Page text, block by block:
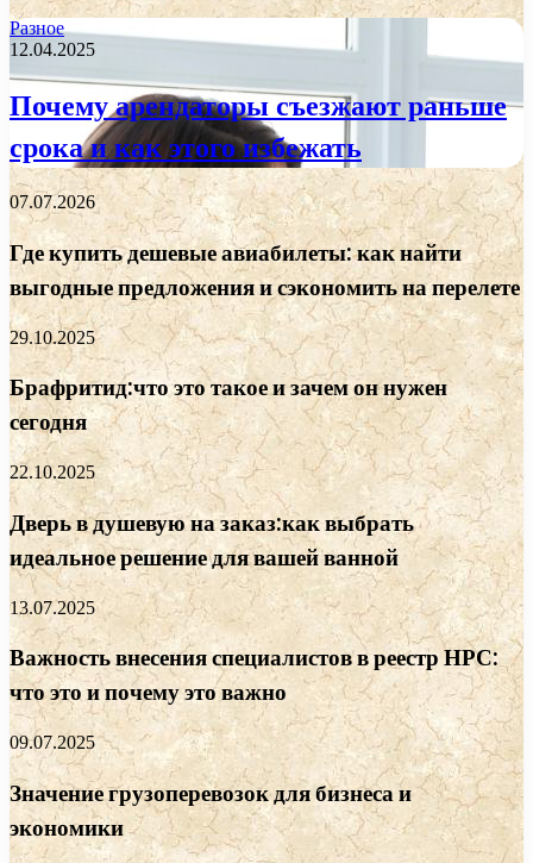
Разное
12.04.2025
Почему арендаторы съезжают раньше
срока и как этого избежать
07.07.2026
Где купить дешевые авиабилеты: как найти
выгодные предложения и сэкономить на перелете
29.10.2025
Брафритид:что это такое и зачем он нужен
сегодня
22.10.2025
Дверь в душевую на заказ:как выбрать
идеальное решение для вашей ванной
13.07.2025
Важность внесения специалистов в реестр НРС:
что это и почему это важно
09.07.2025
Значение грузоперевозок для бизнеса и
экономики